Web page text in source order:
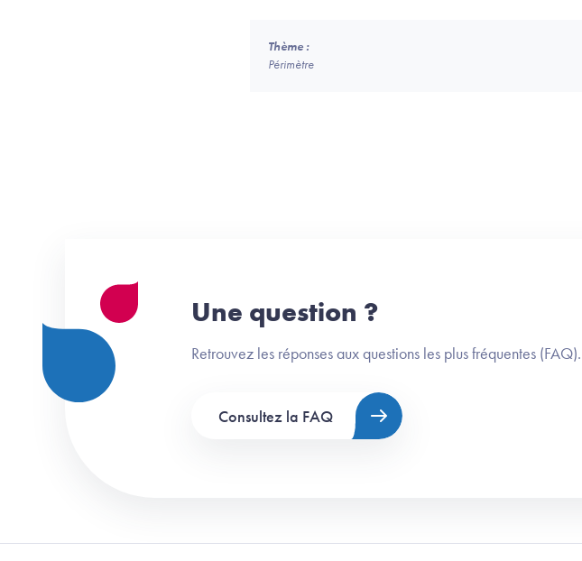
Thème :
Périmètre
Une question ?
Retrouvez les réponses aux questions les plus fréquentes (FAQ).
Consultez la FAQ